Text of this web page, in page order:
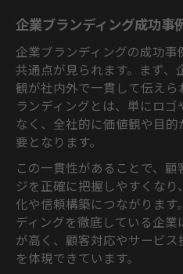
企業ブランディング成功事
企業ブランディングの成功
共通点が見られます。まず
観が社内外で一貫して伝え
ランディングとは、単にロ
なく、全社的に価値観や目
要となります。
この一貫性があることで、
ジを正確に把握しやすくな
化や信頼構築につながります
ディングを徹底している企
が高く、顧客対応やサービ
を体現できています。